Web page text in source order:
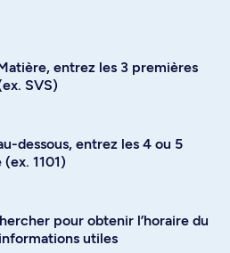
entrez les 3 premières
SVS)
dessous, entrez les 4 ou 5
1101)
pour obtenir l’horaire du
utiles